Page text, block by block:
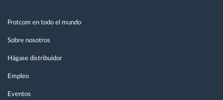
Frotcom en todo el mundo
Sobre nosotros
Hágase distribuidor
Empleo
Eventos